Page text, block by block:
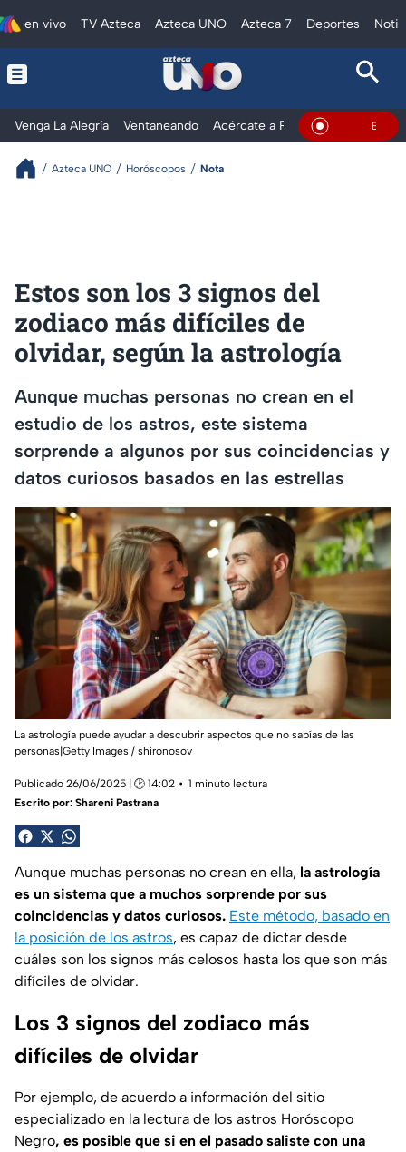
en vivo TV Azteca Azteca UNO Azteca 7 Deportes
Venga La Alegría Ventaneando Acércate a Rocío Al Extremo
En Vivo
Azteca UNO Horóscopos Nota
Estos son los 3 signos del
zodiaco más difíciles de
olvidar, según la astrología
Aunque muchas personas no crean en el
estudio de los astros, este sistema
sorprende a algunos por sus coincidencias y
datos curiosos basados en las estrellas
La astrología puede ayudar a descubrir aspectos que no sabías de las
personas|Getty Images / shironosov
Publicado 26/06/2025 | 🕑 14:02
1 minuto lectura
Escrito por: Shareni Pastrana
Aunque muchas personas no crean en ella, la astrología
es un sistema que a muchos sorprende por sus
coincidencias y datos curiosos. Este método, basado en
la posición de los astros, es capaz de dictar desde
cuáles son los signos más celosos hasta los que son más
difíciles de olvidar.
Los 3 signos del zodiaco más
difíciles de olvidar
Por ejemplo, de acuerdo a información del sitio
especializado en la lectura de los astros Horóscopo
Negro, es posible que si en el pasado saliste con una